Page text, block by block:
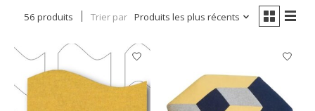
56 produits Trier par Produits les plus récents